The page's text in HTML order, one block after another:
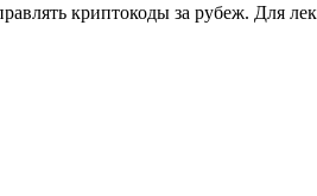
криптокоды за рубеж. Для